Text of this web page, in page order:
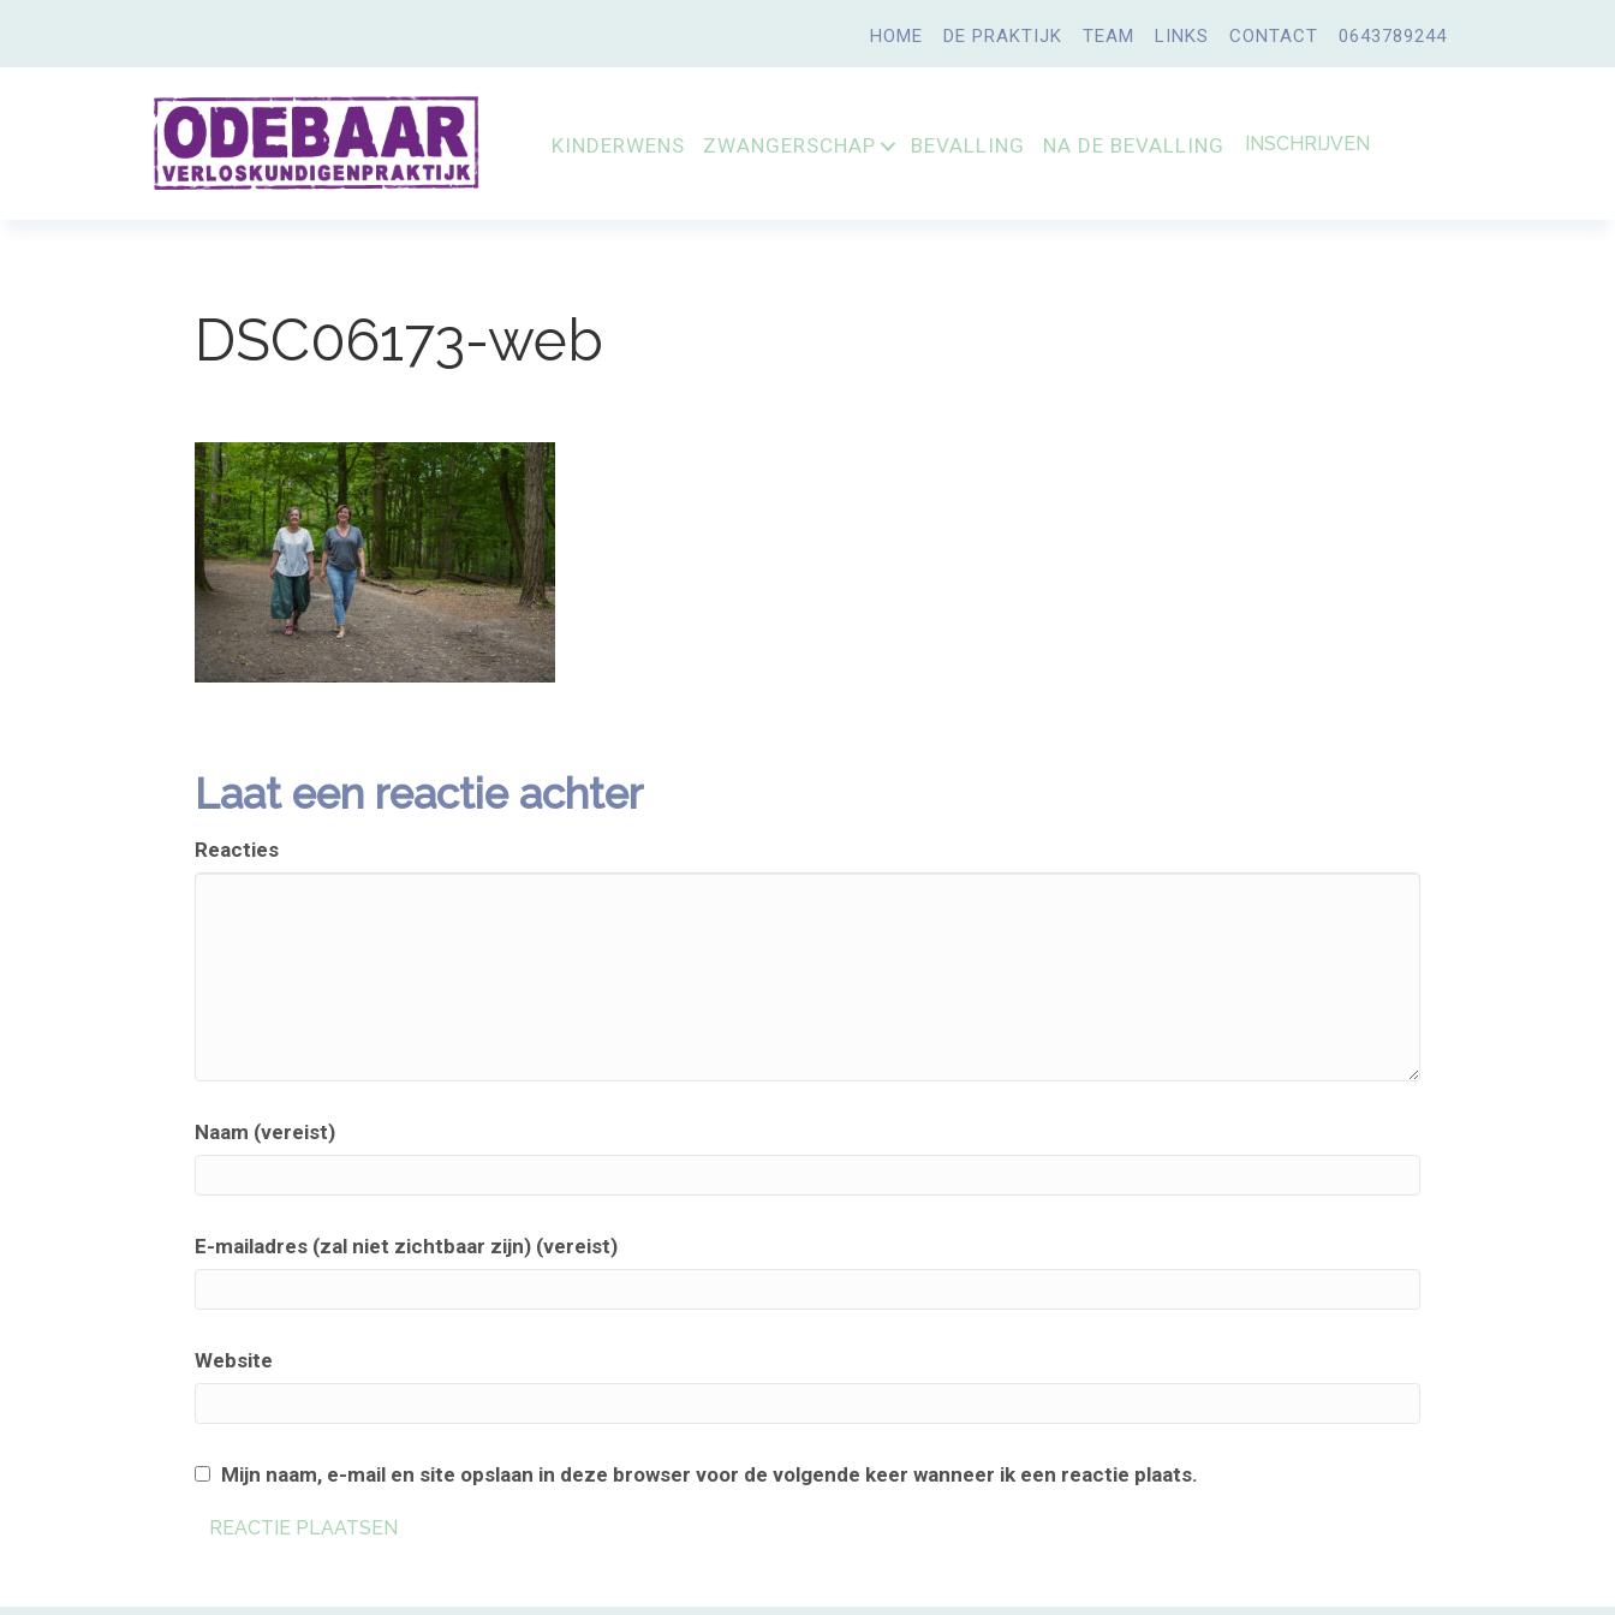
HOME DE PRAKTIJK TEAM LINKS CONTACT 0643789244
KINDERWENS ZWANGERSCHAP BEVALLING NA DE BEVALLING INSCHRIJVEN
DSC06173-web
Laat een reactie achter
Reacties
Naam (vereist)
E-mailadres (zal niet zichtbaar zijn) (vereist)
Website
Mijn naam, e-mail en site opslaan in deze browser voor de volgende keer wanneer ik een reactie plaats.